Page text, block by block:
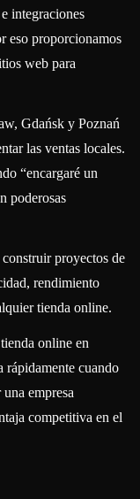
integraciones
eso proporcionamos
web para
Gdańsk y Poznań
las ventas locales.
“encargaré un
poderosas
proyectos de
rendimiento
tienda online.
online en
rápidamente cuando
empresa
competitiva en el